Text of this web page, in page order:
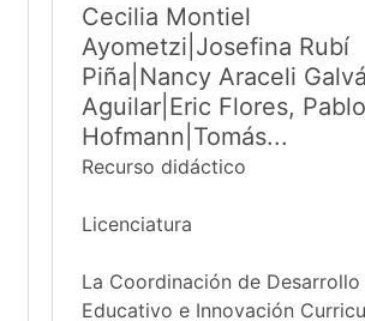
Cecilia Montiel
Ayometzi|Josefina Rubí
Piña|Nancy Araceli
Aguilar|Eric Flores, Pablo
Hofmann|Tomás...
Recurso didáctico
Licenciatura
La Coordinación de Desarrollo
Educativo e Innovación